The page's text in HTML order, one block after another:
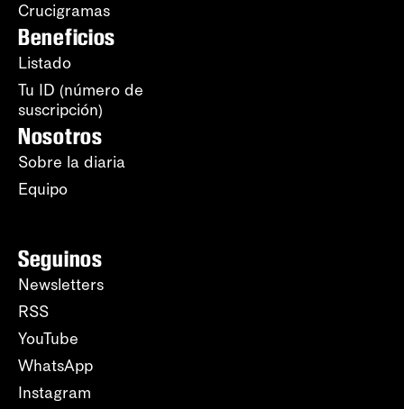
Crucigramas
Beneficios
Listado
Tu ID (número de
suscripción)
Nosotros
Sobre la diaria
Equipo
Seguinos
Newsletters
RSS
YouTube
WhatsApp
Instagram